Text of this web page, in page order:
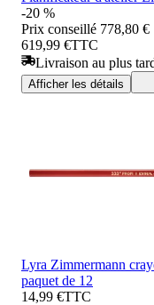
-20 %
Prix conseillé 778,80 €
619,99 €TTC
Livraison au plus
Afficher les détails
Lyra Zimmermann
paquet de 12
14,99 €TTC